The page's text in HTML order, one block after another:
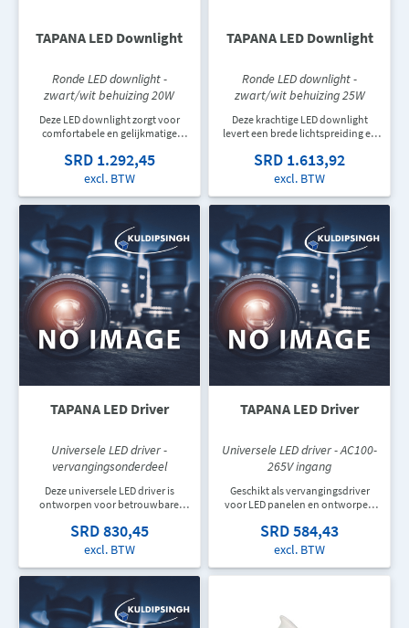
TAPANA LED Downlight
Ronde LED downlight -
zwart/wit behuizing 20W
Deze LED downlight zorgt voor
comfortabele en gelijkmatige
en kantoren. De neutraal witte
lichtkleur creëert een aangename
werkomgeving.
SRD 1.292,45
excl. BTW
TAPANA LED Downlight
Ronde LED downlight -
zwart/wit behuizing 25W
Deze krachtige LED downlight
levert een brede lichtspreiding en
voor grotere ruimtes waar extra
verlichting gewenst is.
SRD 1.613,92
excl. BTW
TAPANA LED Driver
Universele LED driver -
vervangingsonderdeel
Deze universele LED driver is
ontworpen voor betrouwbare
LED verlichtingssystemen. Geschikt
voor vervanging, onderhoud en
nieuwe installaties.
SRD 830,45
excl. BTW
TAPANA LED Driver
Universele LED driver - AC100-
265V ingang
Geschikt als vervangingsdriver
voor LED panelen en ontworpen
stroomvoorziening en
betrouwbare werking van
bestaande armaturen. Ideaal voor
onderhoud, reparatie en
SRD 584,43
excl. BTW